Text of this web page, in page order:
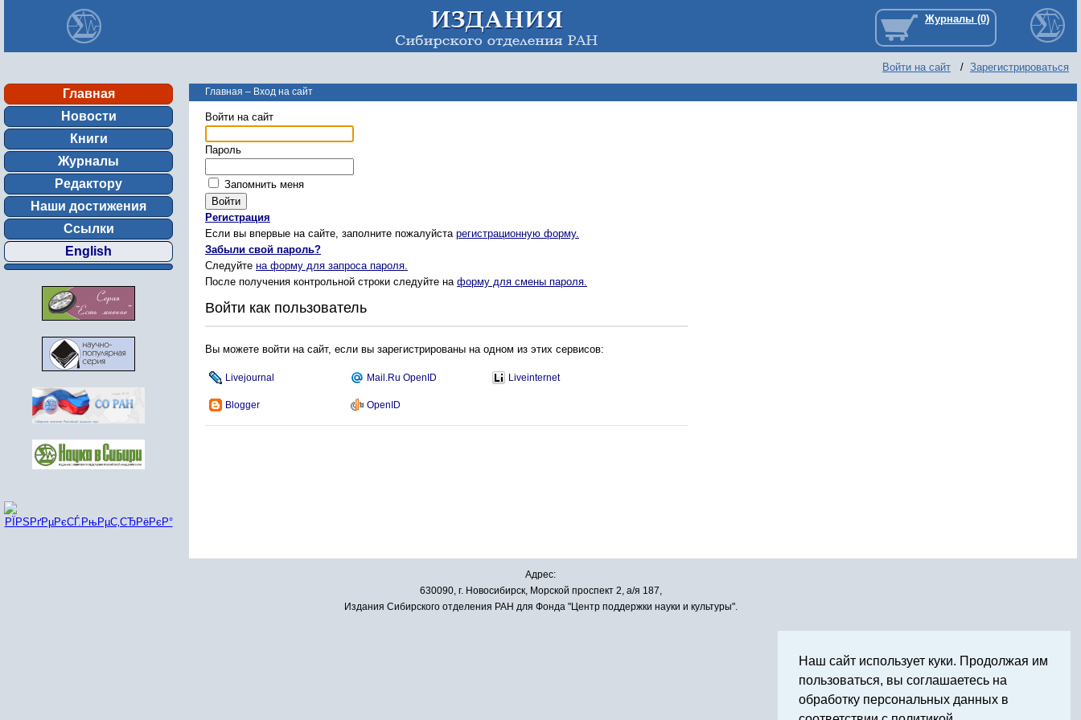
Войти на сайт / Зарегистрироваться
Главная
Новости
Книги
Журналы
Редактору
Наши достижения
Ссылки
English
Главная – Вход на сайт
Войти на сайт
Пароль
Запомнить меня
Регистрация
Если вы впервые на сайте, заполните пожалуйста регистрационную форму.
Забыли свой пароль?
Следуйте на форму для запроса пароля.
После получения контрольной строки следуйте на форму для смены пароля.
Войти как пользователь
Вы можете войти на сайт, если вы зарегистрированы на одном из этих сервисов:
Livejournal Mail.Ru OpenID Liveinternet
Blogger OpenID
Адрес:
630090, г. Новосибирск, Морской проспект 2, а/я 187,
Издания Сибирского отделения РАН для Фонда "Центр поддержки науки и культуры".
Наш сайт использует куки. Продолжая им
пользоваться, вы соглашаетесь на
обработку персональных данных в